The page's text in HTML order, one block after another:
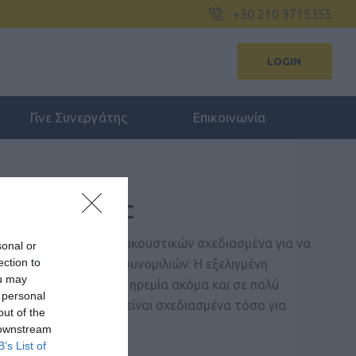
or
to
may
of the
List of
+30 210 9715355
LOGIN
Γίνε Συνεργάτης Επικοινωνία
MONO, USB-C
επαγγελματικών ακουστικών σχεδιασμένα για να
την ποιότητα των συνομιλιών. Η εξελιγμένη
στον χρήστη ηρεμία ακόμα και σε πολύ
Τα Jabra Evolve είναι σχεδιασμένα τόσο για